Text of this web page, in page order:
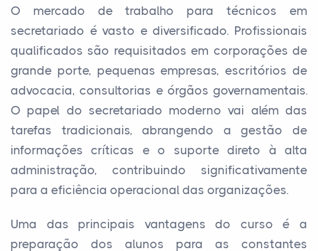
O mercado de trabalho para técnicos em
secretariado é vasto e diversificado. Profissionais
qualificados são requisitados em corporações de
grande porte, pequenas empresas, escritórios de
advocacia, consultorias e órgãos governamentais.
O papel do secretariado moderno vai além das
tarefas tradicionais, abrangendo a gestão de
informações críticas e o suporte direto à alta
administração, contribuindo significativamente
para a eficiência operacional das organizações.
Uma das principais vantagens do curso é a
preparação dos alunos para as constantes